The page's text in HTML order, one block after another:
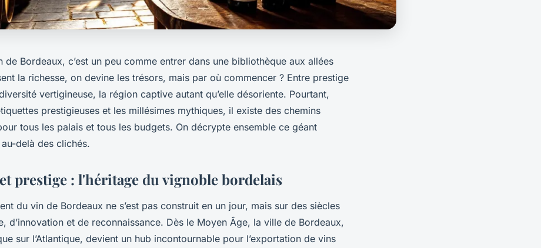
de Bordeaux, c’est un peu comme entrer dans une bibliothèque aux allées
la richesse, on devine les trésors, mais par où commencer ? Entre prestige
vertigineuse, la région captive autant qu’elle désoriente. Pourtant,
prestigieuses et les millésimes mythiques, il existe des chemins
tous les palais et tous les budgets. On décrypte ensemble ce géant
delà des clichés.
prestige : l'héritage du vignoble bordelais
du vin de Bordeaux ne s’est pas construit en un jour, mais sur des siècles
d’innovation et de reconnaissance. Dès le Moyen Âge, la ville de Bordeaux,
sur l’Atlantique, devient un hub incontournable pour l’exportation de vins